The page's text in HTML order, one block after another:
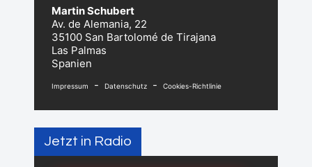
Martin Schubert
Av. de Alemania, 22
35100 San Bartolomé de Tirajana
Las Palmas
Spanien
Impressum - Datenschutz - Cookies-Richtlinie
Jetzt in Radio